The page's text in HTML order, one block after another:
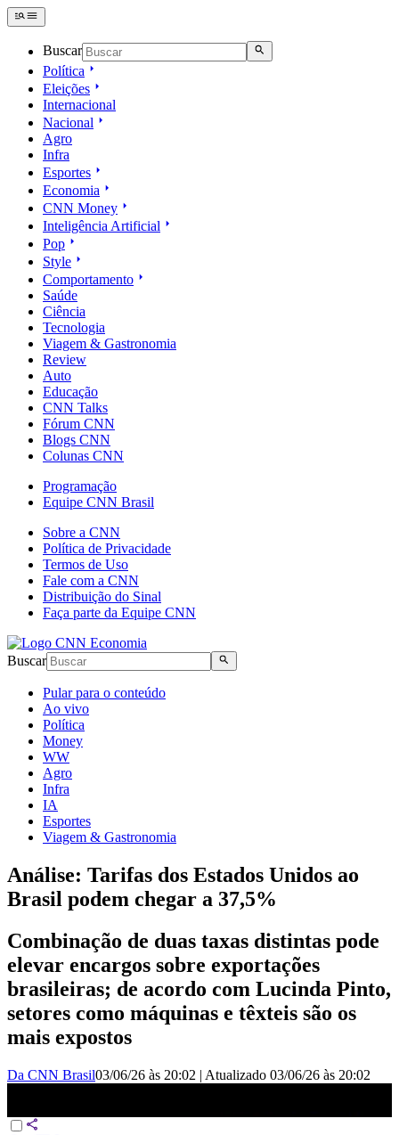
Buscar
Política
Eleições
Internacional
Nacional
Agro
Infra
Esportes
Economia
CNN Money
Inteligência Artificial
Pop
Style
Comportamento
Saúde
Ciência
Tecnologia
Viagem & Gastronomia
Review
Auto
Educação
CNN Talks
Fórum CNN
Blogs CNN
Colunas CNN
Programação
Equipe CNN Brasil
Sobre a CNN
Política de Privacidade
Termos de Uso
Fale com a CNN
Distribuição do Sinal
Faça parte da Equipe CNN
Buscar
Pular para o conteúdo
Ao vivo
Política
Money
WW
Agro
Infra
IA
Esportes
Viagem & Gastronomia
Análise: Tarifas dos Estados Unidos ao
Brasil podem chegar a 37,5%
Combinação de duas taxas distintas pode
elevar encargos sobre exportações
brasileiras; de acordo com Lucinda Pinto,
setores como máquinas e têxteis são os
mais expostos
Da CNN Brasil03/06/26 às 20:02 | Atualizado 03/06/26 às 20:02